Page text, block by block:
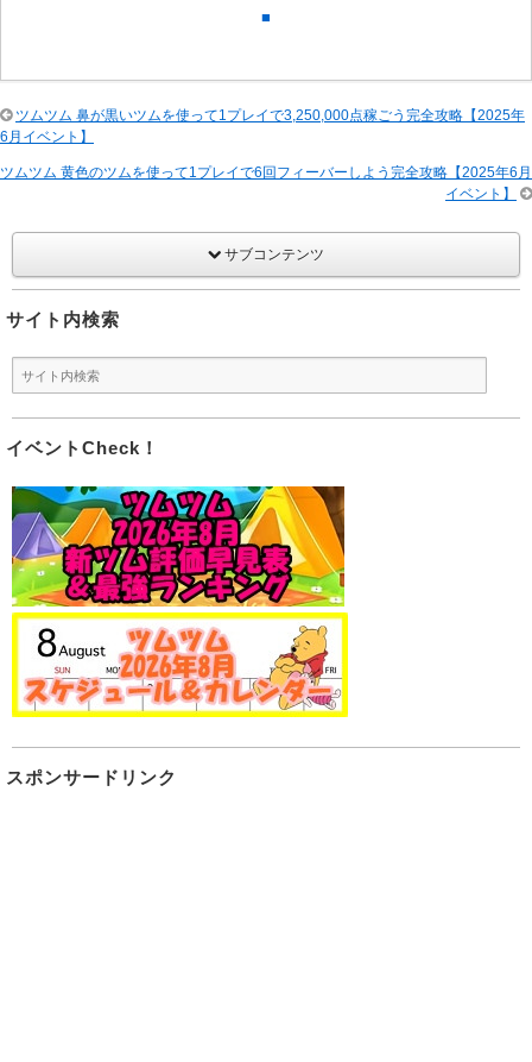
■
ツムツム 鼻が黒いツムを使って1プレイで3,250,000点稼ごう完全攻略【2025年
6月イベント】
ツムツム 黄色のツムを使って1プレイで6回フィーバーしよう完全攻略【2025年6月
イベント】
サブコンテンツ
サイト内検索
イベントCheck！
スポンサードリンク